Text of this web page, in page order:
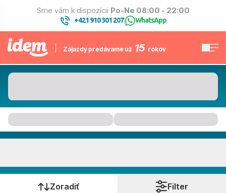
Sme vám k dispozícii Po-Ne 08:00 - 22:00
+421 910 301 207| WhatsApp
Zájazdy predávame už 15 rokov
Kedy cestujete?
Zoradiť Filter